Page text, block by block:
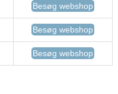
Besøg webshop
Besøg webshop
Besøg webshop